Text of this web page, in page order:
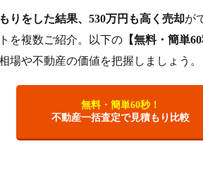
りをした結果、530万円も高く売却が
を複数ご紹介。以下の 【無料・簡単
場や不動産の価値を把握しましょう。
無料・簡単60秒！
不動産一括査定で見積もり比較